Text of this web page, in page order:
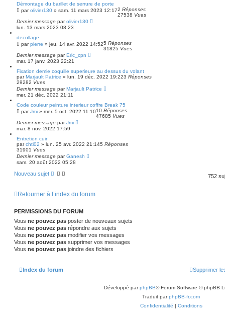
Démontage du barillet de serrure de porte
parolivier130 » sam. 11 mars 2023 12:172 Réponses
27538 Vues
Dernier message parolivier130
lun. 13 mars 2023 08:23
decollage
parpierre » jeu. 14 avr. 2022 14:525 Réponses
31825 Vues
Dernier message parEric_cpn
mar. 17 janv. 2023 22:21
Fixation demie coquille superieure au dessus du volant
parMarjault Patrice » lun. 19 déc. 2022 19:223 Réponses
29282 Vues
Dernier message parMarjault Patrice
mer. 21 déc. 2022 21:11
Code couleur peinture interieur coffre Break 75
parJmi » mer. 5 oct. 2022 11:1010 Réponses
47685 Vues
Dernier message parJmi
mar. 8 nov. 2022 17:59
Entretien cuir
parchti02 » lun. 25 avr. 2022 21:145 Réponses
31901 Vues
Dernier message parGanesh
sam. 20 août 2022 05:28
Nouveau sujet 752
Retourner à l’index du forum
PERMISSIONS DU FORUM
Vous ne pouvez pas poster de nouveaux sujets
Vous ne pouvez pas répondre aux sujets
Vous ne pouvez pas modifier vos messages
Vous ne pouvez pas supprimer vos messages
Vous ne pouvez pas joindre des fichiers
Index du forum Supprimer
Développé parphpBB® Forum Software © phpBB
Traduit parphpBB-fr.com
Confidentialité | Conditions